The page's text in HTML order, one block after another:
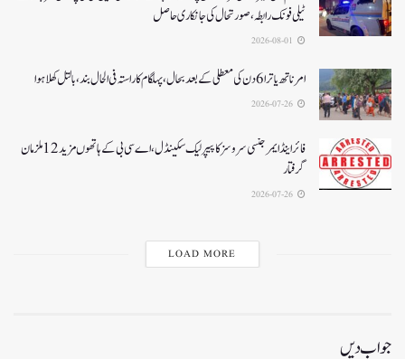
ٹیلی فونک رابطہ، صورتحال کی جانکاری حاصل
امرناتھ یاترا 6دن کی معطلی کے بعد بحال،پہلگام کا راستہ فی الحال بند، بالتل کھلا ہوا
فائر اینڈ ایمرجنسی سروسز کا پیپر لیک سکینڈل،اے سی بی کے ہاتھوں مزید 12 ملزمان
گرفتار
LOAD MORE
جواب دیں